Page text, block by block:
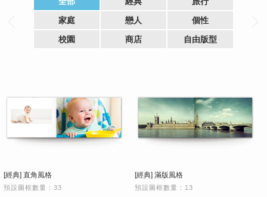
家庭
戀人
個性
校園
商店 自由版型
[經典] 直角風格
預設圖框數量：33
[經典] 滿版風格
預設圖框數量：13